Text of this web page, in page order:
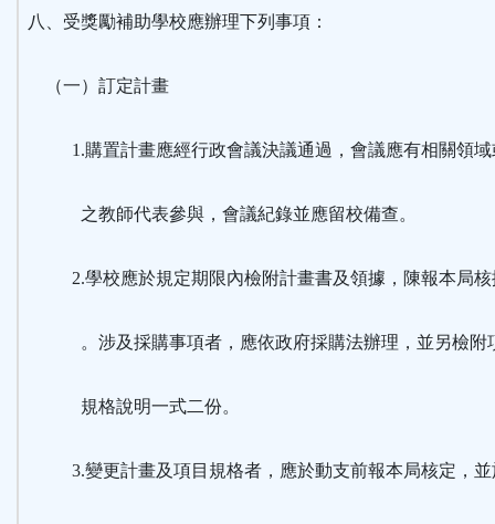
八、受獎勵補助學校應辦理下列事項：
（一）訂定計畫
1.購置計畫應經行政會議決議通過，會議應有相關領域
之教師代表參與，會議紀錄並應留校備查。
2.學校應於規定期限內檢附計畫書及領據，陳報本局核
。涉及採購事項者，應依政府採購法辦理，並另檢附
規格說明一式二份。
3.變更計畫及項目規格者，應於動支前報本局核定，並